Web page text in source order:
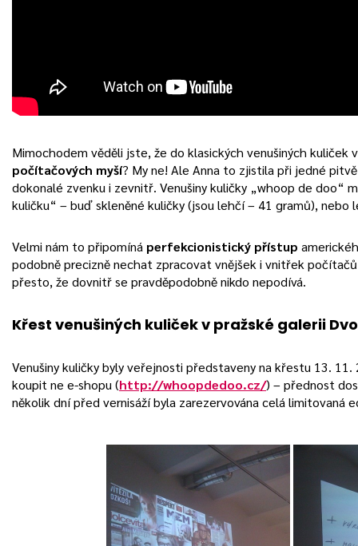
Mimochodem věděli jste, že do klasických venušiných kuliček
počítačových myší? My ne! Ale Anna to zjistila při jedné
dokonalé zvenku i zevnitř. Venušiny kuličky „whoop de doo“
kuličku“ – buď skleněné kuličky (jsou lehčí – 41 gramů),
Velmi nám to připomíná perfekcionistický přístup
podobně precizně nechat zpracovat vnějšek i vnitřek
přesto, že dovnitř se pravděpodobně nikdo nepodívá.
Křest venušiných kuliček v pražské galerii
Venušiny kuličky byly veřejnosti představeny na křestu 13.
koupit ne e-shopu (http://whoopdedoo.cz/) – přednost
několik dní před vernisáží byla zarezervována celá limitovaná